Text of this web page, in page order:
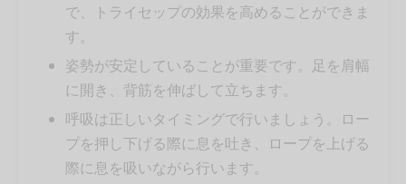
で、トライセップの効果を高めることができま
す。
姿勢が安定していることが重要です。足を肩幅
に開き、背筋を伸ばして立ちます。
呼吸は正しいタイミングで行いましょう。ロー
プを押し下げる際に息を吐き、ロープを上げる
際に息を吸いながら行います。